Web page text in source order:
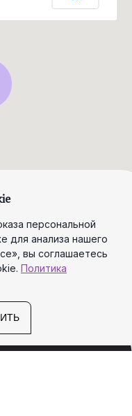
персональной
для анализа нашего
вы соглашаетесь
Политика